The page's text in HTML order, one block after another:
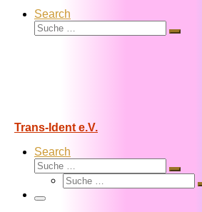
Search
Suche
Suche
Trans-Ident e.V.
Search
Suche
Suche
Suche
Menü